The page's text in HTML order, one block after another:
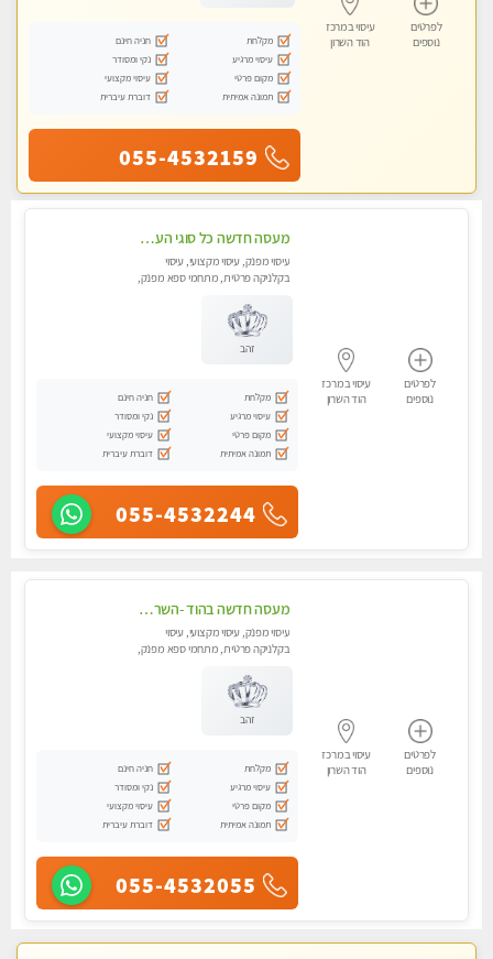
לפרטים
נוספים
עיסוי במרכז
הוד השרון
מקלחת
חניה חינם
עיסוי מרגיע
נקי ומסודר
מקום פרטי
עיסוי מקצועי
תמונה אמיתית
דוברת עיברית
055-4532159
לפרטים
נוספים
עיסוי במרכז
הוד השרון
מעסה חדשה כל סוגי העיסויים מעסה מקצועית ואיכותית פרטי!!!מומלץ לחלוטין!!
עיסוי מפנק, עיסוי מקצועי, עיסוי
בקלניקה פרטית, מתחמי ספא מפנק,
זהב
מקלחת
חניה חינם
עיסוי מרגיע
נקי ומסודר
מקום פרטי
עיסוי מקצועי
תמונה אמיתית
דוברת עיברית
055-4532244
לפרטים
נוספים
עיסוי במרכז
הוד השרון
מעסה חדשה בהוד -השרון -כל סוגי העיסויים מעסה מקצועית ואיכותית פרטי!!!מומלץ לחלוטין!!
עיסוי מפנק, עיסוי מקצועי, עיסוי
בקלניקה פרטית, מתחמי ספא מפנק,
זהב
מקלחת
חניה חינם
עיסוי מרגיע
נקי ומסודר
מקום פרטי
עיסוי מקצועי
תמונה אמיתית
דוברת עיברית
055-4532055